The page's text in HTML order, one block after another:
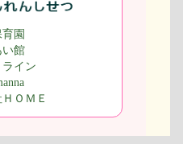
園
い館
イン
ＯＭＥ